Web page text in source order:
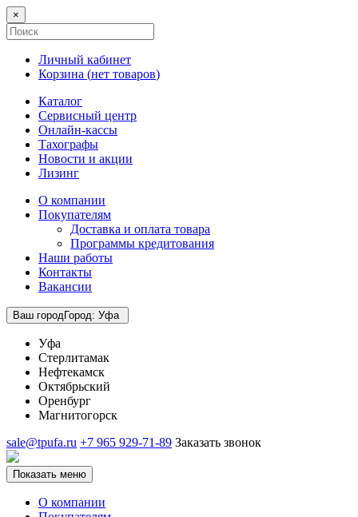
×
Личный кабинет
Корзина (нет товаров)
Каталог
Сервисный центр
Онлайн-кассы
Тахографы
Новости и акции
Лизинг
О компании
Покупателям
Доставка и оплата товара
Программы кредитования
Наши работы
Контакты
Вакансии
Ваш городГород: Уфа
Уфа
Стерлитамак
Нефтекамск
Октябрьский
Оренбург
Магнитогорск
sale@tpufa.ru +7 965 929-71-89 Заказать звонок
Показать меню
О компании